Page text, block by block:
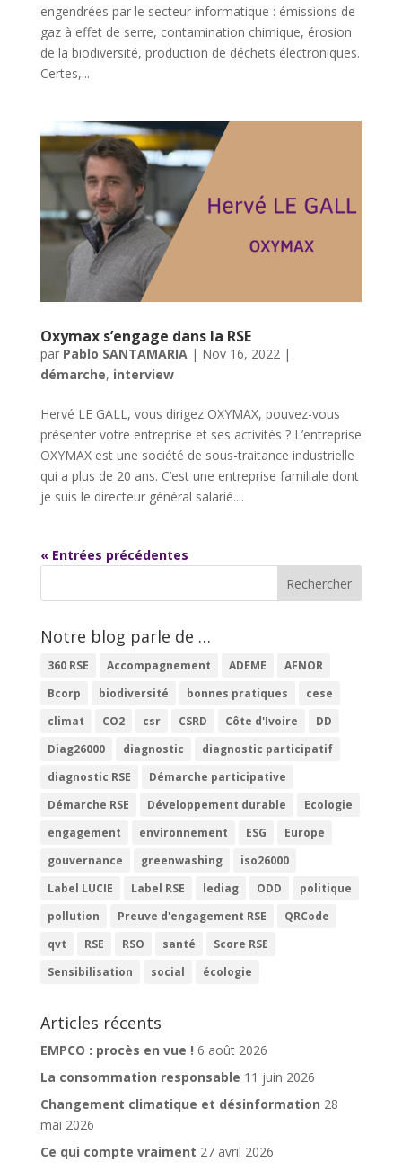
engendrées par le secteur informatique : émissions de
gaz à effet de serre, contamination chimique, érosion
de la biodiversité, production de déchets électroniques.
Certes,...
Oxymax s’engage dans la RSE
par Pablo SANTAMARIA| Nov 16, 2022|
démarche, interview
Hervé LE GALL, vous dirigez OXYMAX, pouvez-vous
présenter votre entreprise et ses activités ? L’entreprise
OXYMAX est une société de sous-traitance industrielle
qui a plus de 20 ans. C’est une entreprise familiale dont
je suis le directeur général salarié....
« Entrées précédentes
Notre blog parle de …
360 RSE Accompagnement ADEME
AFNOR
Bcorp
biodiversité bonnes pratiques
cese
climat
CO2 csr CSRD Côte d'Ivoire
DD
Diag26000
diagnostic
diagnostic participatif
diagnostic RSE
Démarche participative
Démarche RSE
Développement durable
Ecologie
engagement
environnement ESG
Europe
gouvernance
greenwashing
iso26000
Label LUCIE
Label RSE lediag ODD
politique
pollution
Preuve d'engagement RSE
QRCode
qvt
RSE RSO santé
Score RSE
Sensibilisation
social écologie
Articles récents
EMPCO : procès en vue ! 6 août 2026
La consommation responsable 11 juin 2026
Changement climatique et désinformation 28
mai 2026
Ce qui compte vraiment 27 avril 2026